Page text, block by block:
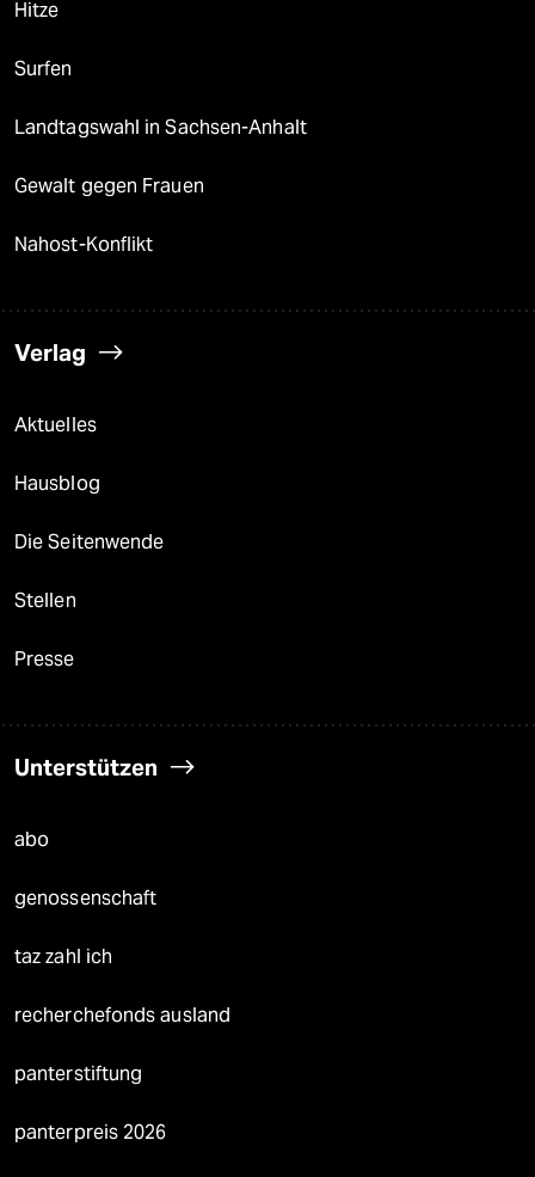
Hitze
Surfen
Landtagswahl in Sachsen-Anhalt
Gewalt gegen Frauen
Nahost-Konflikt
Verlag
Aktuelles
Hausblog
Die Seitenwende
Stellen
Presse
Unterstützen
abo
genossenschaft
taz zahl ich
recherchefonds ausland
panterstiftung
panterpreis 2026